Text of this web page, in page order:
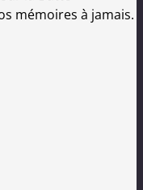
mémoires à jamais.